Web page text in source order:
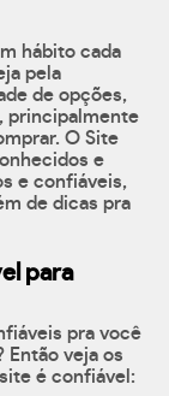
hábito cada
pela
de opções,
principalmente
O Site
e
e confiáveis,
de dicas pra
para
pra você
Então veja os
é confiável: